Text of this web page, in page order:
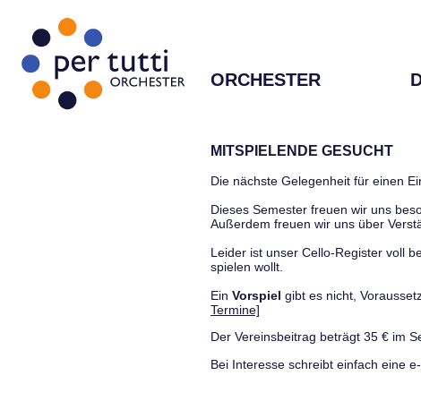
ORCHESTER
MITSPIELENDE GESUCHT
Die nächste Gelegenheit für einen
Dieses Semester freuen wir uns
Außerdem freuen wir uns über
Leider ist unser Cello-Register voll
spielen wollt.
Ein Vorspiel gibt es nicht,
Termine]
Der Vereinsbeitrag beträgt 35 € im
Bei Interesse schreibt einfach eine